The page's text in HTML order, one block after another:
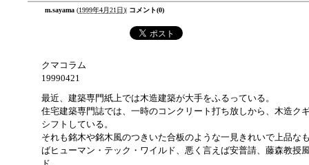
m.sayama (1999年4月21日)| コメント(0)
クマコラム
19990421
最近、建築専門紙上では木造建築が大手をふるっている。
住宅建築専門誌では、一時のコンクリート打ち放しから、木造ク
シフトしている。
それも銘木や銘木風のつきいた合板のような一見きれいで上品な
ばヒューマン・テック・ワイルド、悪く言えば安普請、藤森教授